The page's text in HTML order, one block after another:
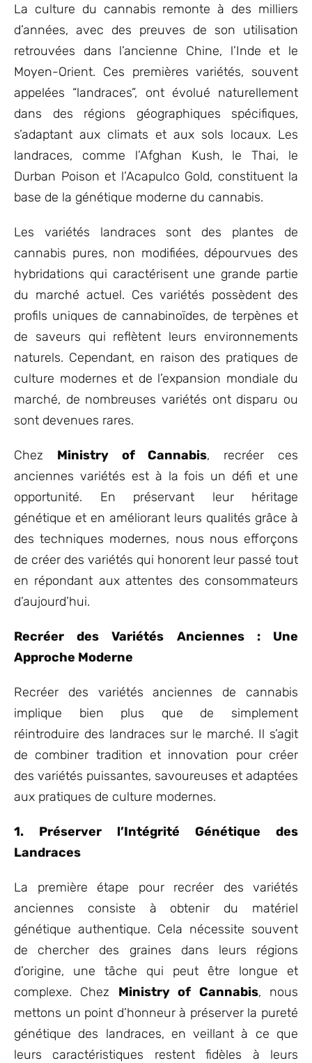
La culture du cannabis remonte à des milliers
d’années, avec des preuves de son utilisation
retrouvées dans l’ancienne Chine, l’Inde et le
Moyen-Orient. Ces premières variétés, souvent
appelées “landraces”, ont évolué naturellement
dans des régions géographiques spécifiques,
s’adaptant aux climats et aux sols locaux. Les
landraces, comme l’Afghan Kush, le Thai, le
Durban Poison et l’Acapulco Gold, constituent la
base de la génétique moderne du cannabis.
Les variétés landraces sont des plantes de
cannabis pures, non modifiées, dépourvues des
hybridations qui caractérisent une grande partie
du marché actuel. Ces variétés possèdent des
profils uniques de cannabinoïdes, de terpènes et
de saveurs qui reflètent leurs environnements
naturels. Cependant, en raison des pratiques de
culture modernes et de l’expansion mondiale du
marché, de nombreuses variétés ont disparu ou
sont devenues rares.
Chez Ministry of Cannabis, recréer ces
anciennes variétés est à la fois un défi et une
opportunité. En préservant leur héritage
génétique et en améliorant leurs qualités grâce à
des techniques modernes, nous nous efforçons
de créer des variétés qui honorent leur passé tout
en répondant aux attentes des consommateurs
d’aujourd’hui.
Recréer des Variétés Anciennes : Une
Approche Moderne
Recréer des variétés anciennes de cannabis
implique bien plus que de simplement
réintroduire des landraces sur le marché. Il s’agit
de combiner tradition et innovation pour créer
des variétés puissantes, savoureuses et adaptées
aux pratiques de culture modernes.
1. Préserver l’Intégrité Génétique des
Landraces
La première étape pour recréer des variétés
anciennes consiste à obtenir du matériel
génétique authentique. Cela nécessite souvent
de chercher des graines dans leurs régions
d’origine, une tâche qui peut être longue et
complexe. Chez Ministry of Cannabis, nous
mettons un point d’honneur à préserver la pureté
génétique des landraces, en veillant à ce que
leurs caractéristiques restent fidèles à leurs